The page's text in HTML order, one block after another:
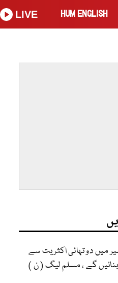
HUM ENGLISH
LIVE
میں دو تہائی اکثریت سے
گے ، مسلم لیگ ( ن )